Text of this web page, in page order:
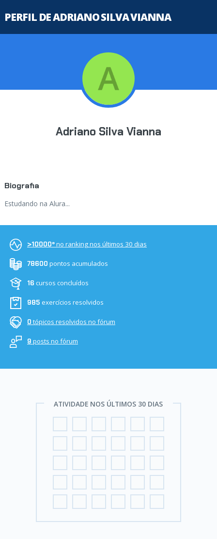
PERFIL DE ADRIANO SILVA VIANNA
Adriano Silva Vianna
Biografia
Estudando na Alura...
>10000ºno ranking nos últimos 30 dias
78600 pontos acumulados
16 cursos concluídos
985 exercícios resolvidos
0 tópicos resolvidos no fórum
9 posts no fórum
ATIVIDADE NOS ÚLTIMOS 30 DIAS